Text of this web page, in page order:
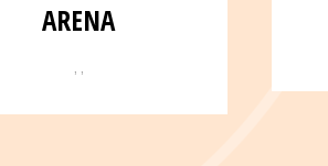
ARENA
, ,